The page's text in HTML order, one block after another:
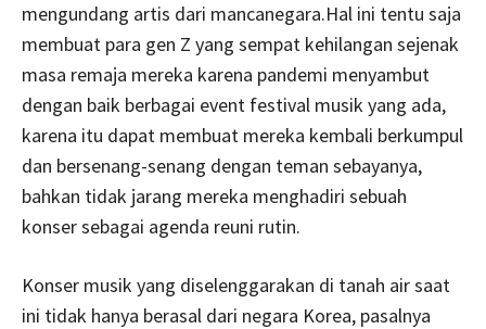
mengundang artis dari mancanegara.Hal ini tentu saja
membuat para gen Z yang sempat kehilangan sejenak
masa remaja mereka karena pandemi menyambut
dengan baik berbagai event festival musik yang ada,
karena itu dapat membuat mereka kembali berkumpul
dan bersenang-senang dengan teman sebayanya,
bahkan tidak jarang mereka menghadiri sebuah
konser sebagai agenda reuni rutin.
Konser musik yang diselenggarakan di tanah air saat
ini tidak hanya berasal dari negara Korea, pasalnya